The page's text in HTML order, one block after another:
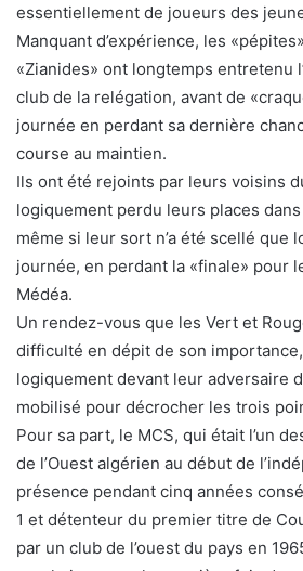
essentiellement de joueurs des
Manquant d’expérience, les
«Zianides» ont longtemps entretenu
club de la relégation, avant de
journée en perdant sa dernière
course au maintien.
Ils ont été rejoints par leurs voisins
logiquement perdu leurs places
même si leur sort n’a été scellé que
journée, en perdant la «finale» pour
Médéa.
Un rendez-vous que les Vert et
difficulté en dépit de son importance,
logiquement devant leur adversaire
mobilisé pour décrocher les trois
Pour sa part, le MCS, qui était l’un
de l’Ouest algérien au début de
présence pendant cinq années
1 et détenteur du premier titre de
par un club de l’ouest du pays en